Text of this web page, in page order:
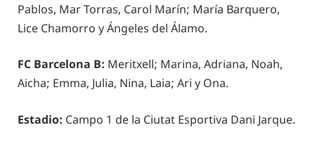
Pablos, Mar Torras, Carol Marín; María Barquero,
Lice Chamorro y Ángeles del Álamo.
FC Barcelona B: Meritxell; Marina, Adriana, Noah,
Aicha; Emma, Julia, Nina, Laia; Ari y Ona.
Estadio: Campo 1 de la Ciutat Esportiva Dani Jarque.